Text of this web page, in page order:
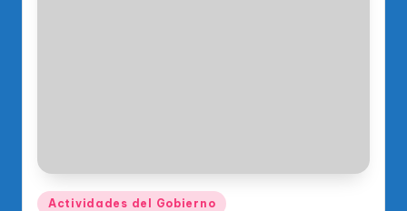
Publicado
Actividades del Gobierno